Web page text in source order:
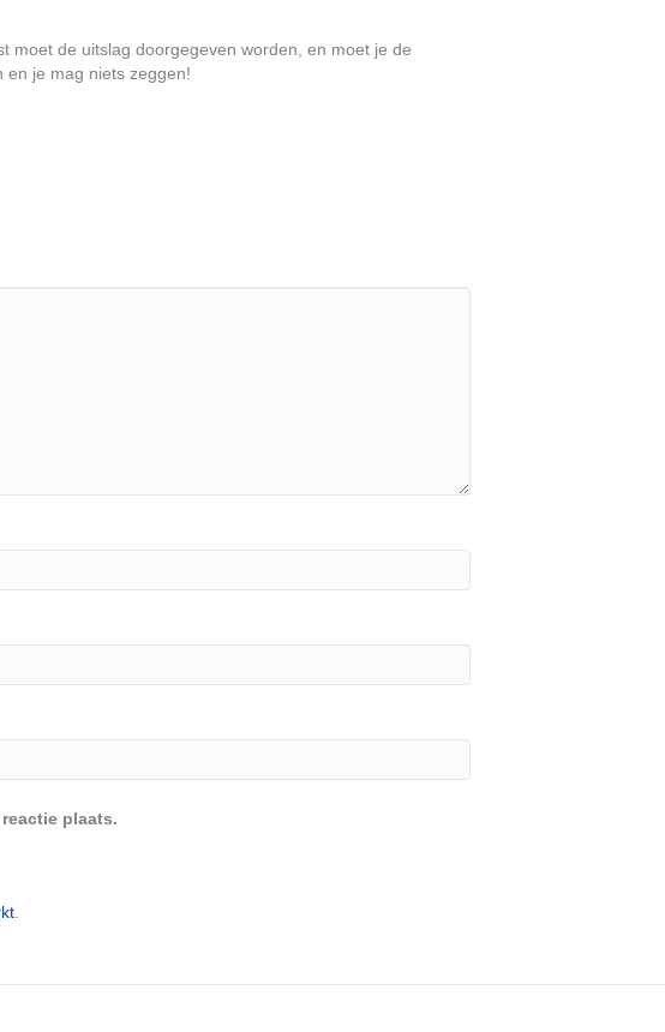
moet de uitslag doorgegeven worden, en moet je de
en je mag niets zeggen!
plaats.